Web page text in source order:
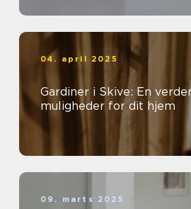
04. april 2025
Gardiner i Skive: En
muligheder for dit hjem
09. marts 2025